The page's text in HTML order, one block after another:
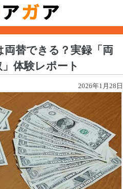
替できる？実録「両
体験レポート
2026年1月28日